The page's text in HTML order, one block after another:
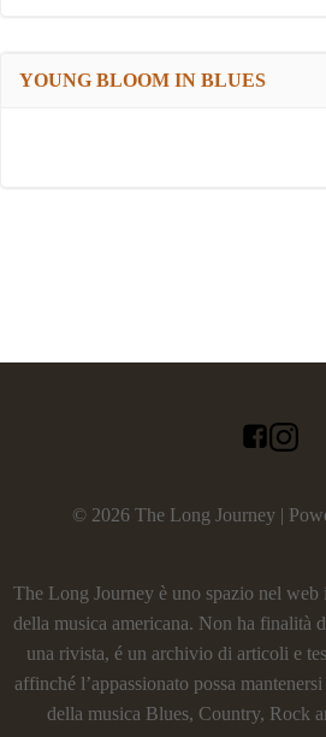
YOUNG BLOOM IN BLUES
© 2026 The Long Journey |
The Long Journey è uno spazio nel
della musica americana. Non ha finalità
una rivista, é un archivio di articoli e
affinché l’appassionato possa
della musica Blues, Country, Rock